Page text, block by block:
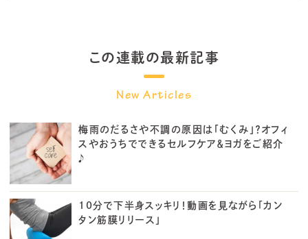
この連載の最新記事
梅雨のだるさや不調の原因は「むくみ」？オフィ
スやおうちでできるセルフケア＆ヨガをご紹介
♪
10分で下半身スッキリ！動画を見ながら「カン
タン筋膜リリース」